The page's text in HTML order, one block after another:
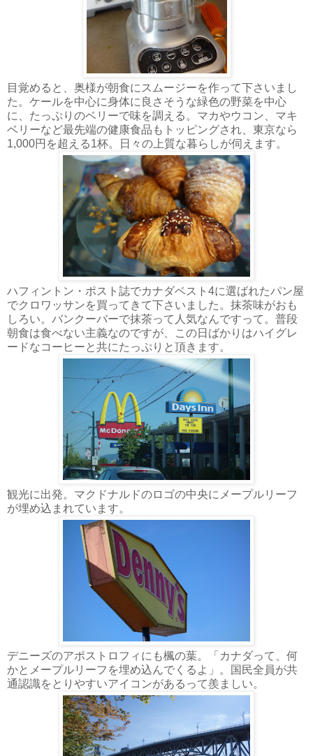
目覚めると、奥様が朝食にスムージーを作って下さいまし
た。ケールを中心に身体に良さそうな緑色の野菜を中心
に、たっぷりのベリーで味を調える。マカやウコン、マキ
ベリーなど最先端の健康食品もトッピングされ、東京なら
1,000円を超える1杯。日々の上質な暮らしが伺えます。
ハフィントン・ポスト誌でカナダベスト4に選ばれたパン屋
でクロワッサンを買ってきて下さいました。抹茶味がおも
しろい。バンクーバーで抹茶って人気なんですって。普段
朝食は食べない主義なのですが、この日ばかりはハイグレ
ードなコーヒーと共にたっぷりと頂きます。
観光に出発。マクドナルドのロゴの中央にメープルリーフ
が埋め込まれています。
デニーズのアポストロフィにも楓の葉。「カナダって、何
かとメープルリーフを埋め込んでくるよ」。国民全員が共
通認識をとりやすいアイコンがあるって羨ましい。